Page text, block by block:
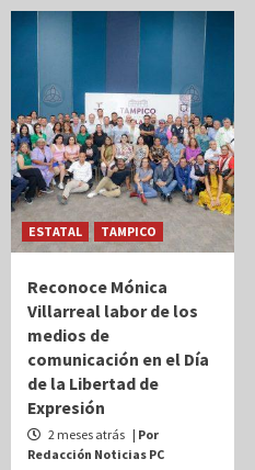
ESTATAL TAMPICO
Reconoce Mónica
Villarreal labor de los
medios de
comunicación en el Día
de la Libertad de
Expresión
2 meses atrás | Por
Redacción Noticias PC